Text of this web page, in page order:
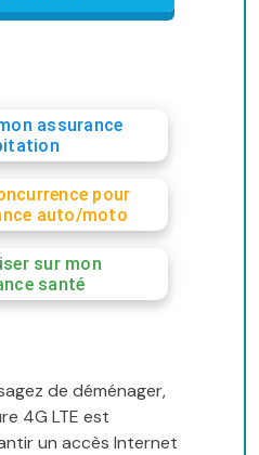
assurance
pour
auto/moto
sur mon
santé
de déménager,
4G LTE est
un accès Internet